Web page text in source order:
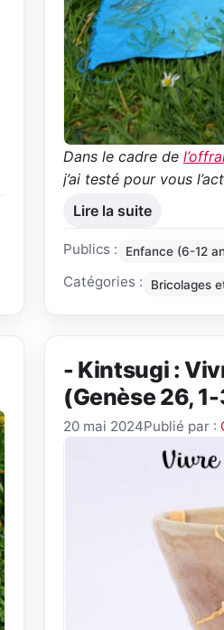
Dans le cadre de
j’ai testé pour vous
Lire la suite
Publics : Enfance (6-12
Catégories : Bricolages
- Kintsugi :
(Genèse 26,
20 mai 2024Publié par :